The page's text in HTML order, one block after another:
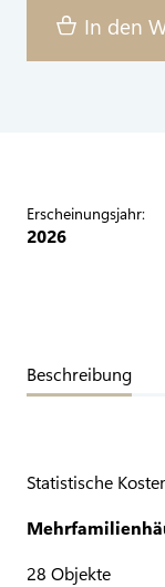
In den
Erscheinungsjahr:
2026
Beschreibung
Statistische
28 Objekte